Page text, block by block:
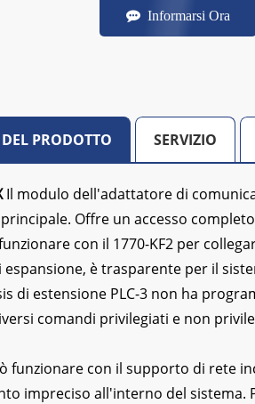
Informarsi Ora
PRODOTTO SERVIZIO
Il modulo dell'adattatore di
Offre un accesso
con il 1770-KF2 per
è trasparente per il
di estensione PLC-3 non ha
comandi privilegiati e non
funzionare con il supporto di rete
impreciso all'interno del